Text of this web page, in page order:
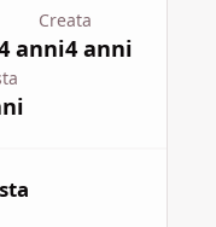
Creata
anni4 anni